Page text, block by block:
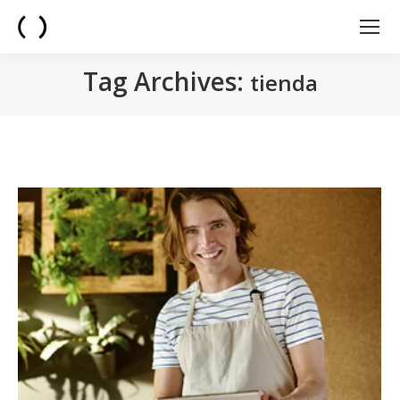
Tag Archives: tienda